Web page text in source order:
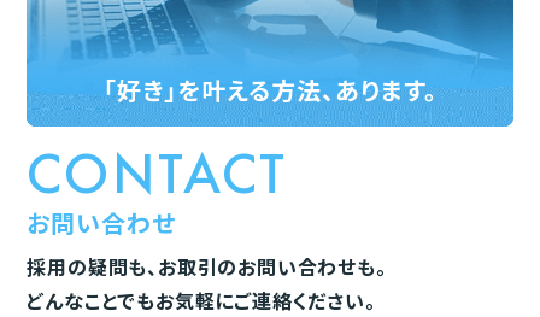
「好き」を叶える方法、あります。
CONTACT
お問い合わせ
採用の疑問も、お取引のお問い合わせも。
どんなことでもお気軽にご連絡ください。